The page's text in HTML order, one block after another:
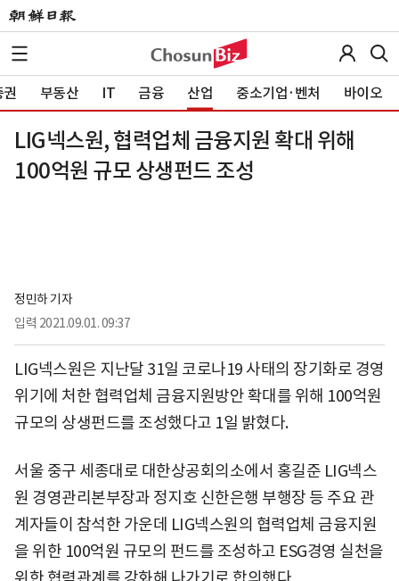
부동산 IT 금융 산업 중소기업·벤처 바이오
LIG넥스원, 협력업체 금융지원 확대 위해
100억원 규모 상생펀드 조성
정민하 기자
입력 2021.09.01. 09:37
LIG넥스원은 지난달 31일 코로나19 사태의 장기화로 경영
위기에 처한 협력업체 금융지원방안 확대를 위해 100억원
규모의 상생펀드를 조성했다고 1일 밝혔다.
서울 중구 세종대로 대한상공회의소에서 홍길준 LIG넥스
원 경영관리본부장과 정지호 신한은행 부행장 등 주요 관
계자들이 참석한 가운데 LIG넥스원의 협력업체 금융지원
을 위한 100억원 규모의 펀드를 조성하고 ESG경영 실천을